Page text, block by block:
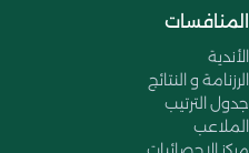
المنافسات
الأندية
الرزنامة و النتائج
جدول الترتيب
الملاعب